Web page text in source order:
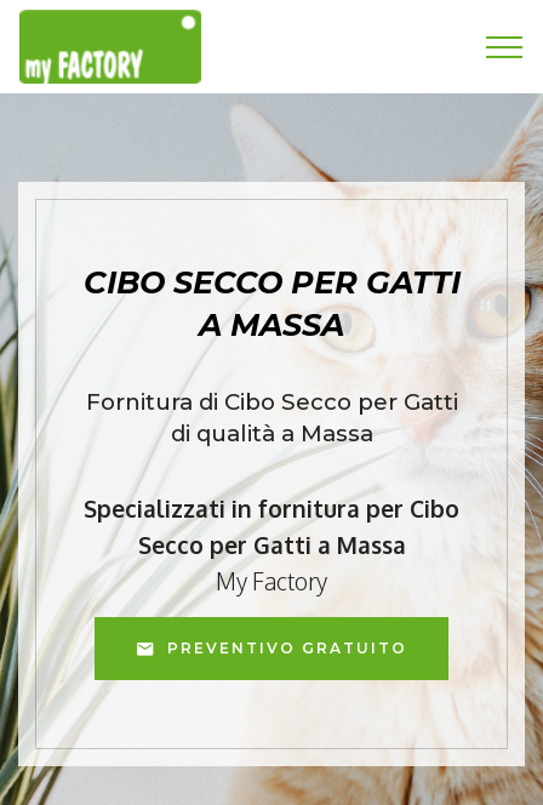
CIBO SECCO PER GATTI
A MASSA
Fornitura di Cibo Secco per Gatti
di qualità a Massa
Specializzati in fornitura per Cibo
Secco per Gatti a Massa
My Factory
PREVENTIVO GRATUITO